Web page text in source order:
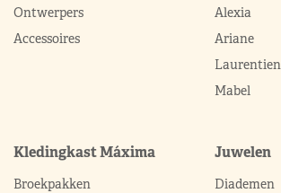
Ontwerpers
Accessoires
Alexia
Ariane
Laurentien
Mabel
Kledingkast Máxima
Broekpakken
Juwelen
Diademen